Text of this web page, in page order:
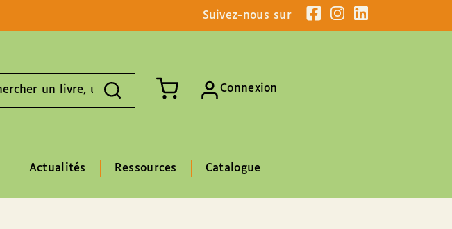
Suivez-nous sur
Connexion
Actualités Ressources Catalogue